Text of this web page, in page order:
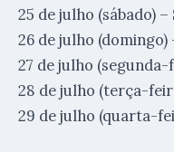
25 de julho (sábado)
26 de julho
27 de julho
28 de julho (terça-
29 de julho (quarta-